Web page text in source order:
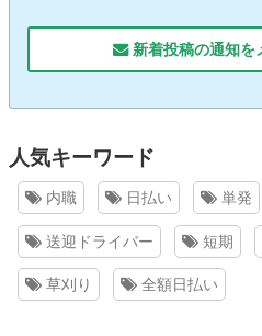
新着投稿の通知を
人気キーワード
内職 日払い 単発
送迎ドライバー 短期
草刈り 全額日払い